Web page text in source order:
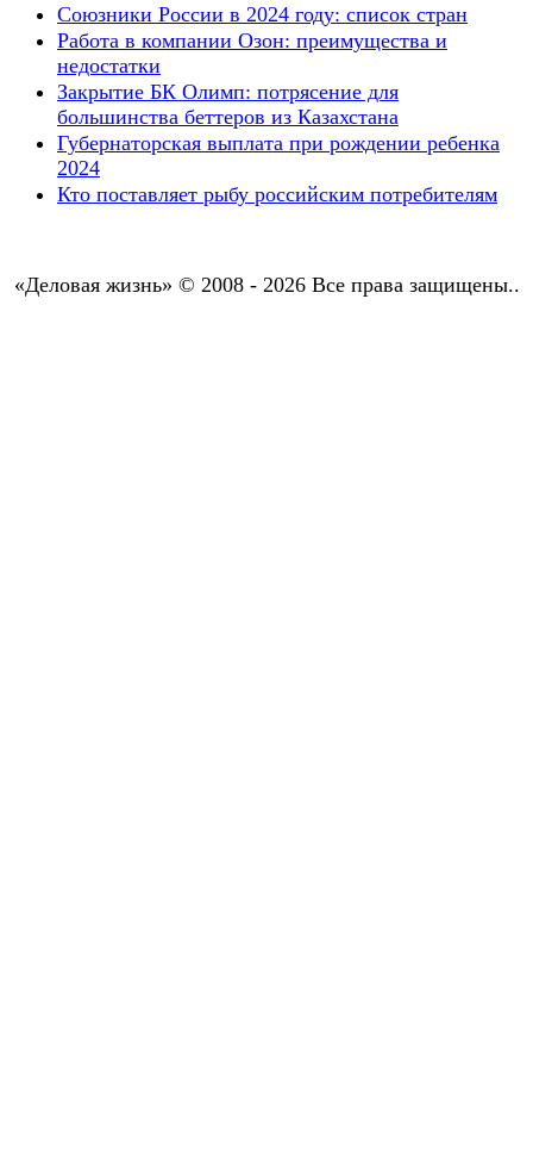
Союзники России в 2024 году: список стран
Работа в компании Озон: преимущества и
недостатки
Закрытие БК Олимп: потрясение для
большинства беттеров из Казахстана
Губернаторская выплата при рождении ребенка
2024
Кто поставляет рыбу российским потребителям
«Деловая жизнь» © 2008 - 2026 Все права защищены..